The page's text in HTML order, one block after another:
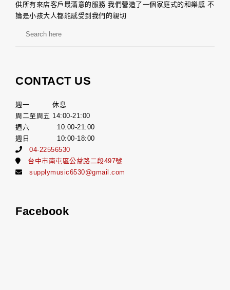
供所有來店客戶最滿意的服務 我們營造了一個家庭式的和樂感 不
論是小孩大人都能感受到我們的親切
CONTACT US
週一 休息
周二至周五 14:00-21:00
週六 10:00-21:00
週日 10:00-18:00
04-22556530
台中市南屯區公益路二段497號
supplymusic6530@gmail.com
Facebook